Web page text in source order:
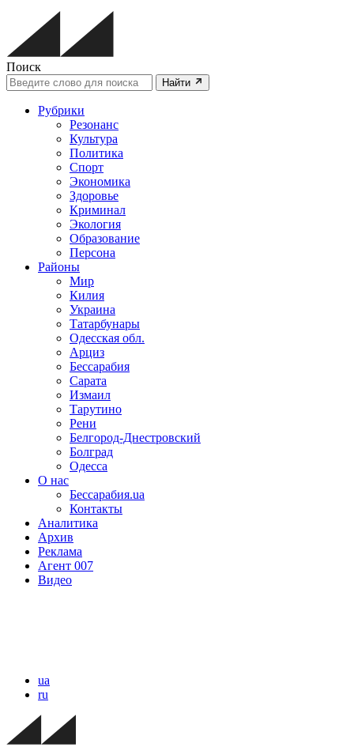
Поиск
Найти
Рубрики
Резонанс
Культура
Политика
Спорт
Экономика
Здоровье
Криминал
Экология
Образование
Персона
Районы
Мир
Килия
Украина
Татарбунары
Одесская обл.
Арциз
Бессарабия
Сарата
Измаил
Тарутино
Рени
Белгород-Днестровский
Болград
Одесса
О нас
Бессарабия.ua
Контакты
Аналитика
Архив
Реклама
Агент 007
Видео
ua
ru